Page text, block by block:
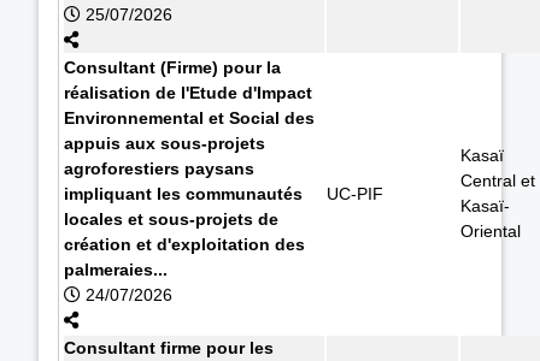
25/07/2026
Consultant (Firme) pour la
réalisation de l'Etude d'Impact
Environnemental et Social des
appuis aux sous-projets
agroforestiers paysans
impliquant les communautés
locales et sous-projets de
création et d'exploitation des
palmeraies...
24/07/2026
UC-PIF
Kasaï
Central et
Kasaï-
Oriental
Consultant firme pour les